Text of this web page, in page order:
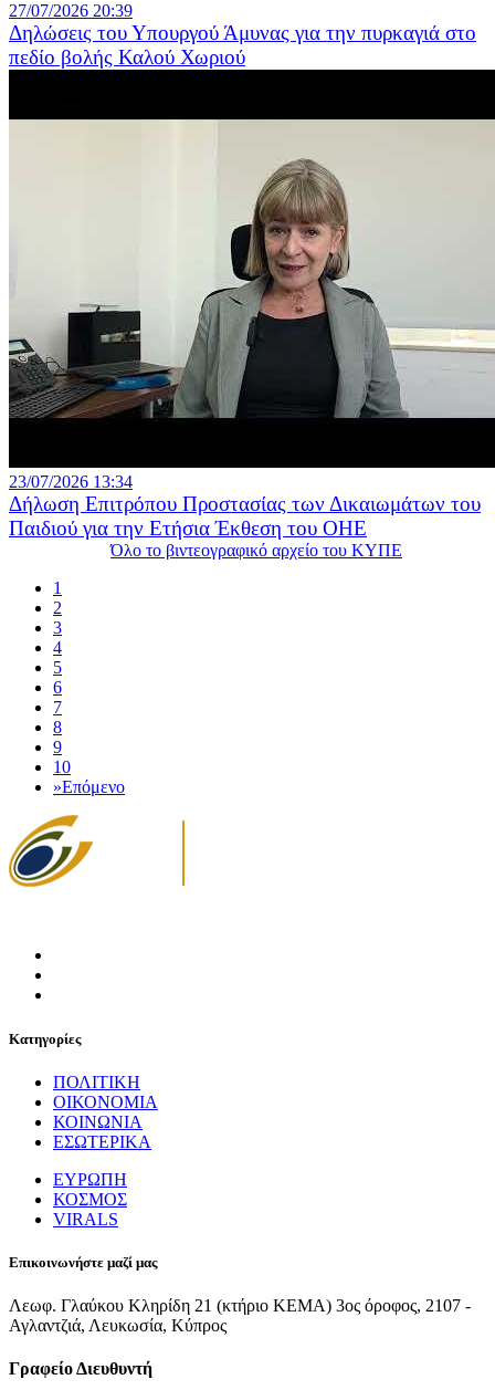
27/07/2026 20:39
Δηλώσεις του Υπουργού Άμυνας για την πυρκαγιά στο
πεδίο βολής Καλού Χωριού
23/07/2026 13:34
Δήλωση Επιτρόπου Προστασίας των Δικαιωμάτων του
Παιδιού για την Ετήσια Έκθεση του ΟΗΕ
Όλο το βιντεογραφικό αρχείο του ΚΥΠΕ
1
2
3
4
5
6
7
8
9
10
»Επόμενο
Κατηγορίες
ΠΟΛΙΤΙΚΗ
ΟΙΚΟΝΟΜΙΑ
ΚΟΙΝΩΝΙΑ
ΕΣΩΤΕΡΙΚΑ
ΕΥΡΩΠΗ
ΚΟΣΜΟΣ
VIRALS
Επικοινωνήστε μαζί μας
Λεωφ. Γλαύκου Κληρίδη 21 (κτήριο ΚΕΜΑ) 3ος όροφος, 2107 -
Αγλαντζιά, Λευκωσία, Κύπρος
Γραφείο Διευθυντή